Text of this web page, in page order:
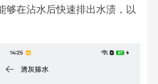
够在沾水后快速排出水渍，以